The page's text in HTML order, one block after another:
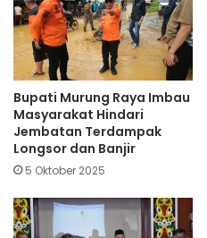
Bupati Murung Raya Imbau
Masyarakat Hindari
Jembatan Terdampak
Longsor dan Banjir
5 Oktober 2025